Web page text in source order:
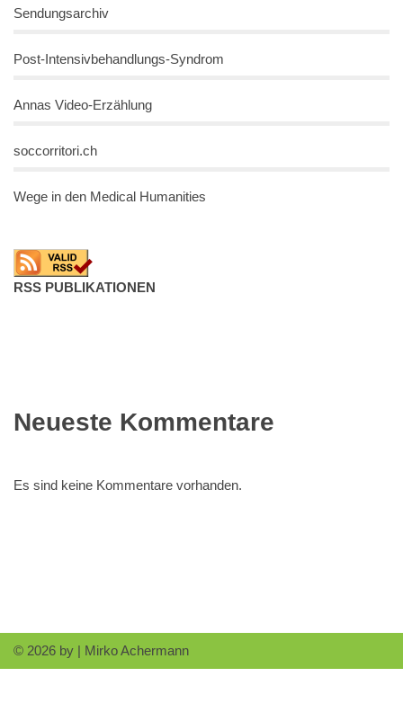
Sendungsarchiv
Post-Intensivbehandlungs-Syndrom
Annas Video-Erzählung
soccorritori.ch
Wege in den Medical Humanities
RSS PUBLIKATIONEN
Neueste Kommentare
Es sind keine Kommentare vorhanden.
© 2026 by | Mirko Achermann